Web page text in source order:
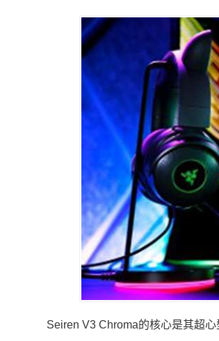
Seiren V3 Chroma的核心是其超